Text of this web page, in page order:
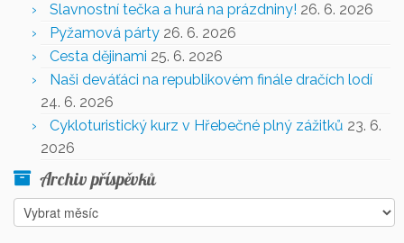
Slavnostní tečka a hurá na prázdniny! 26. 6. 2026
Pyžamová párty 26. 6. 2026
Cesta dějinami 25. 6. 2026
Naši deváťáci na republikovém finále dračích lodí
24. 6. 2026
Cykloturistický kurz v Hřebečné plný zážitků 23. 6.
2026
Archiv příspěvků
Archiv
příspěvků